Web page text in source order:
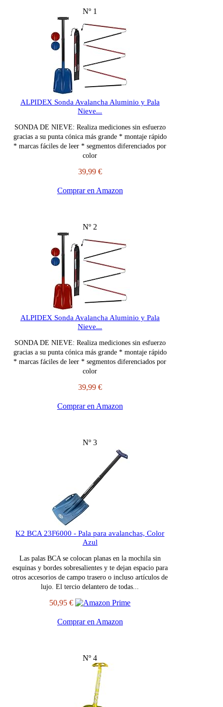
Nº 1
ALPIDEX Sonda Avalancha Aluminio y Pala
Nieve...
SONDA DE NIEVE: Realiza mediciones sin esfuerzo
gracias a su punta cónica más grande * montaje rápido
* marcas fáciles de leer * segmentos diferenciados por
color
39,99 €
Comprar en Amazon
Nº 2
ALPIDEX Sonda Avalancha Aluminio y Pala
Nieve...
SONDA DE NIEVE: Realiza mediciones sin esfuerzo
gracias a su punta cónica más grande * montaje rápido
* marcas fáciles de leer * segmentos diferenciados por
color
39,99 €
Comprar en Amazon
Nº 3
K2 BCA 23F6000 - Pala para avalanchas, Color
Azul
Las palas BCA se colocan planas en la mochila sin
esquinas y bordes sobresalientes y te dejan espacio para
otros accesorios de campo trasero o incluso artículos de
lujo. El tercio delantero de todas...
50,95 €
Comprar en Amazon
Nº 4